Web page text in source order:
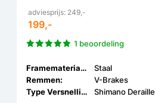
adviesprijs: 249,-
199,-
1 beoordeling
Framemateriaal:
Staal
Remmen:
V-Brakes
Type Versnellingen: